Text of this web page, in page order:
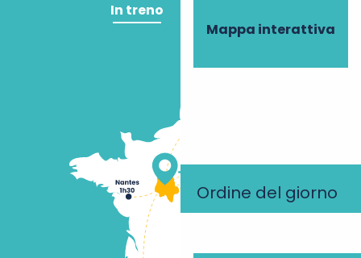
Mappa interattiva
Ordine del giorno
In treno